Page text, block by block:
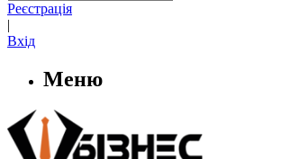
Реєстрація
|
Вхід
Меню